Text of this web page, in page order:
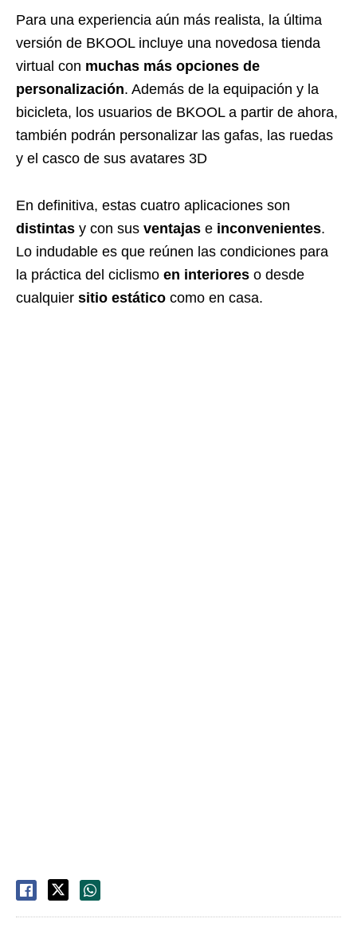
Para una experiencia aún más realista, la última
versión de BKOOL incluye una novedosa tienda
virtual con muchas más opciones de
personalización. Además de la equipación y la
bicicleta, los usuarios de BKOOL a partir de ahora,
también podrán personalizar las gafas, las ruedas
y el casco de sus avatares 3D
En definitiva, estas cuatro aplicaciones son
distintas y con sus ventajas e inconvenientes.
Lo indudable es que reúnen las condiciones para
la práctica del ciclismo en interiores o desde
cualquier sitio estático como en casa.